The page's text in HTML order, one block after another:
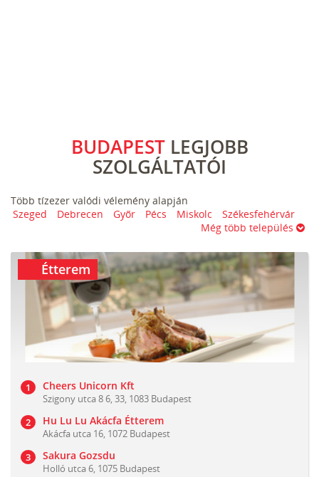
BUDAPESTLEGJOBB
SZOLGÁLTATÓI
Több tízezer valódi vélemény alapján
Szeged
Debrecen Győr Pécs Miskolc
Székesfehérvár
Még több település
Étterem
Cheers Unicorn Kft
Szigony utca 8 6, 33, 1083 Budapest
Hu Lu Lu Akácfa Étterem
Akácfa utca 16, 1072 Budapest
Sakura Gozsdu
Holló utca 6, 1075 Budapest